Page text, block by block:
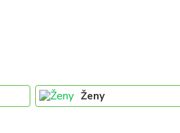
Ženy